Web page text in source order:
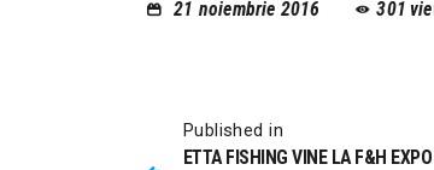
21 noiembrie 2016 301
Published in
ETTA FISHING VINE LA F&H